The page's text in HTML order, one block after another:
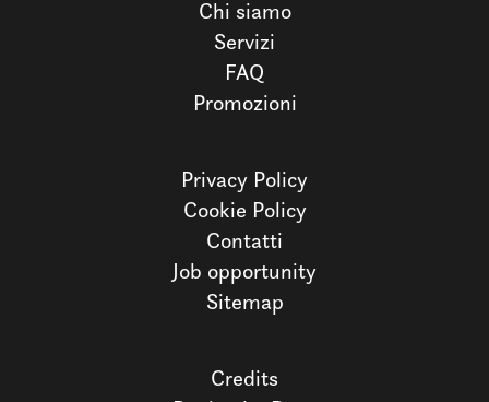
Chi siamo
Servizi
FAQ
Promozioni
Privacy Policy
Cookie Policy
Contatti
Job opportunity
Sitemap
Credits